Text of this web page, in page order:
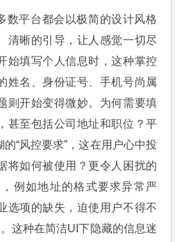
数平台都会以极简的设计风格
清晰的引导，让人感觉一切尽
始填写个人信息时，这种掌控
姓名、身份证号、手机号尚属
则开始变得微妙。为何需要填
甚至包括公司地址和职位？平
“风控要求”，这在用户心中投
将如何被使用？更令人困扰的
例如地址的格式要求异常严
选项的缺失，迫使用户不得不
这种在简洁UI下隐藏的信息迷